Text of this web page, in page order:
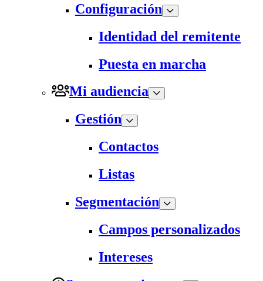
Configuración
Identidad del remitente
Puesta en marcha
Mi audiencia
Gestión
Contactos
Listas
Segmentación
Campos personalizados
Intereses